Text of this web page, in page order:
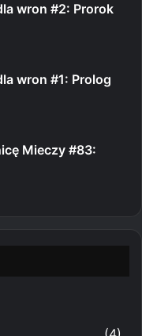
wron #2: Prorok
wron #1: Prolog
Mieczy #83: